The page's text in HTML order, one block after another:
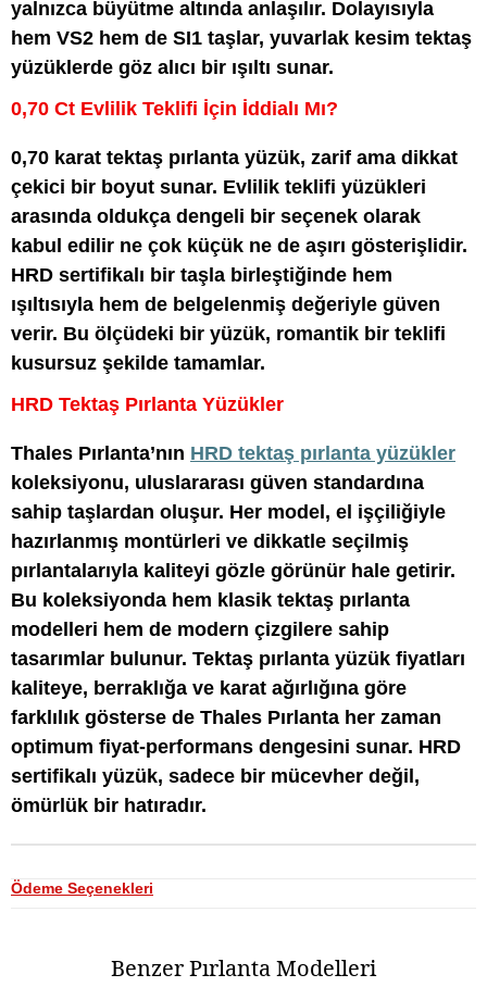
yalnızca büyütme altında anlaşılır. Dolayısıyla
hem VS2 hem de SI1 taşlar, yuvarlak kesim tektaş
yüzüklerde göz alıcı bir ışıltı sunar.
0,70 Ct Evlilik Teklifi İçin İddialı Mı?
0,70 karat tektaş pırlanta yüzük, zarif ama dikkat
çekici bir boyut sunar. Evlilik teklifi yüzükleri
arasında oldukça dengeli bir seçenek olarak
kabul edilir ne çok küçük ne de aşırı gösterişlidir.
HRD sertifikalı bir taşla birleştiğinde hem
ışıltısıyla hem de belgelenmiş değeriyle güven
verir. Bu ölçüdeki bir yüzük, romantik bir teklifi
kusursuz şekilde tamamlar.
HRD Tektaş Pırlanta Yüzükler
Thales Pırlanta’nın HRD tektaş pırlanta yüzükler
koleksiyonu, uluslararası güven standardına
sahip taşlardan oluşur. Her model, el işçiliğiyle
hazırlanmış montürleri ve dikkatle seçilmiş
pırlantalarıyla kaliteyi gözle görünür hale getirir.
Bu koleksiyonda hem klasik tektaş pırlanta
modelleri hem de modern çizgilere sahip
tasarımlar bulunur. Tektaş pırlanta yüzük fiyatları
kaliteye, berraklığa ve karat ağırlığına göre
farklılık gösterse de Thales Pırlanta her zaman
optimum fiyat-performans dengesini sunar. HRD
sertifikalı yüzük, sadece bir mücevher değil,
ömürlük bir hatıradır.
Ödeme Seçenekleri
Benzer Pırlanta Modelleri